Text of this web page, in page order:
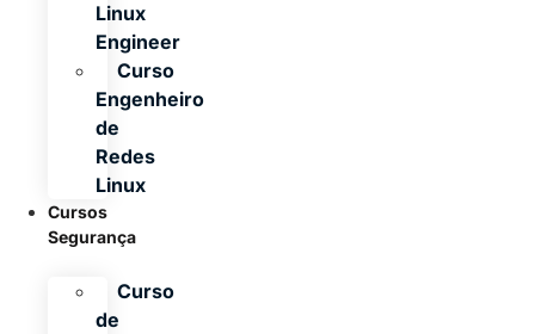
Linux
Engineer
Curso
Engenheiro
de
Redes
Linux
Cursos
Segurança
Curso
de